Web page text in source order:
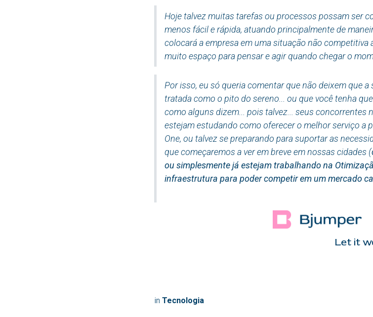
Hoje talvez muitas tarefas ou processos possam ser
menos fácil e rápida, atuando principalmente de
colocará a empresa em uma situação não competitiva
muito espaço para pensar e agir quando chegar o
Por isso, eu só queria comentar que não deixem que
tratada como o pito do sereno... ou que você tenha
como alguns dizem... pois talvez... seus concorrentes
estejam estudando como oferecer o melhor serviço a
One, ou talvez se preparando para suportar as
que começaremos a ver em breve em nossas cidades (
ou simplesmente já estejam trabalhando na
infraestrutura para poder competir em um mercado
Let it work for
in Tecnologia